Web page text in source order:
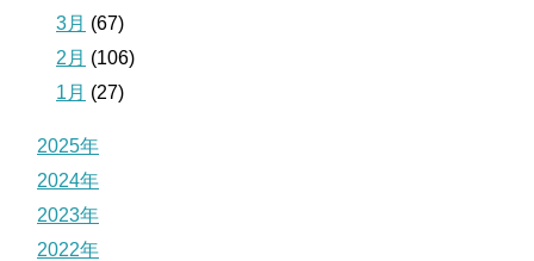
3月 (67)
2月 (106)
1月 (27)
2025年
2024年
2023年
2022年